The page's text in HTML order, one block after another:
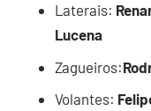
Laterais:
Lucena
Zagueiros:
Volantes: